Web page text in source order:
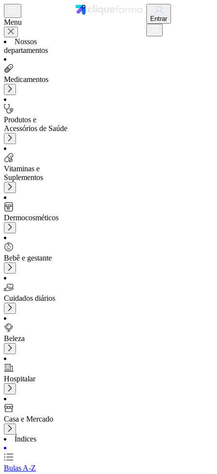
Menu
Nossos
departamentos
Medicamentos
Produtos e
Acessórios de Saúde
Vitaminas e
Suplementos
Dermocosméticos
Bebê e gestante
Cuidados diários
Beleza
Hospitalar
Casa e Mercado
Índices
Bulas A-Z
Entrar